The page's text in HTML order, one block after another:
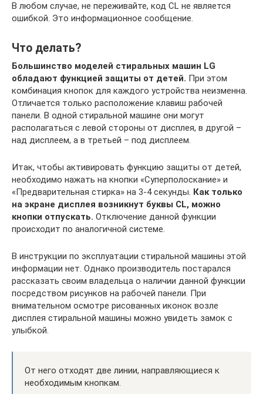
В любом случае, не переживайте, код CL не является
ошибкой. Это информационное сообщение.
Что делать?
Большинство моделей стиральных машин LG
обладают функцией защиты от детей. При этом
комбинация кнопок для каждого устройства неизменна.
Отличается только расположение клавиш рабочей
панели. В одной стиральной машине они могут
располагаться с левой стороны от дисплея, в другой –
над дисплеем, а в третьей – под дисплеем.
Итак, чтобы активировать функцию защиты от детей,
необходимо нажать на кнопки «Суперполоскание» и
«Предварительная стирка» на 3-4 секунды. Как только
на экране дисплея возникнут буквы CL, можно
кнопки отпускать. Отключение данной функции
происходит по аналогичной системе.
В инструкции по эксплуатации стиральной машины этой
информации нет. Однако производитель постарался
рассказать своим владельца о наличии данной функции
посредством рисунков на рабочей панели. При
внимательном осмотре рисованных иконок возле
дисплея стиральной машины можно увидеть замок с
улыбкой.
От него отходят две линии, направляющиеся к
необходимым кнопкам.